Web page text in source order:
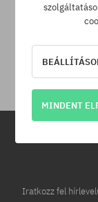
A termék
Iratkozz fel
MINDENT